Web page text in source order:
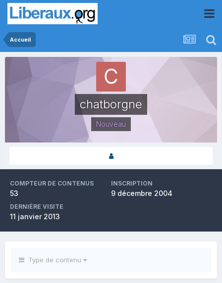
Accueil
chatborgne
Nouveau
COMPTEUR DE CONTENUS
53
INSCRIPTION
9 décembre 2004
DERNIÈRE VISITE
11 janvier 2013
Type de contenu